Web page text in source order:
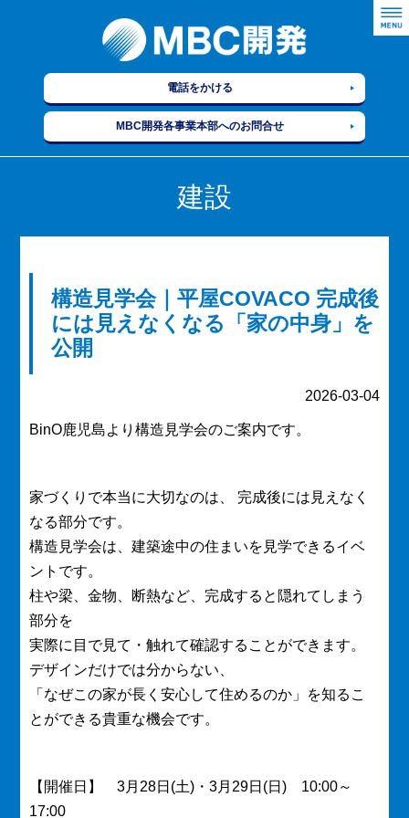
電話をかける
MBC開発各事業本部へのお問合せ
建設
構造見学会｜平屋COVACO 完成後
には見えなくなる「家の中身」を
公開
2026-03-04
BinO鹿児島より構造見学会のご案内です。
家づくりで本当に大切なのは、 完成後には見えなく
なる部分です。
構造見学会は、建築途中の住まいを見学できるイベ
ントです。
柱や梁、金物、断熱など、完成すると隠れてしまう
部分を
実際に目で見て・触れて確認することができます。
デザインだけでは分からない、
「なぜこの家が長く安心して住めるのか」を知るこ
とができる貴重な機会です。
【開催日】 3月28日(土)・3月29日(日) 10:00～
17:00